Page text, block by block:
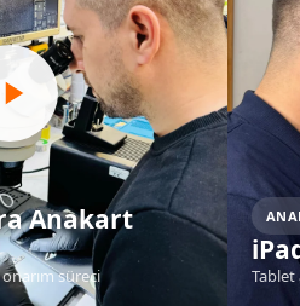
Anakart
süreci Tablet